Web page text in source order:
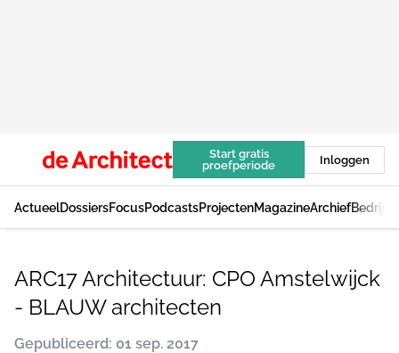
Start gratis
proefperiode
Inloggen
ActueelDossiersFocusPodcastsProjectenMagazineArchief
ARC17 Architectuur: CPO Amstelwijck
- BLAUW architecten
Gepubliceerd: 01 sep. 2017